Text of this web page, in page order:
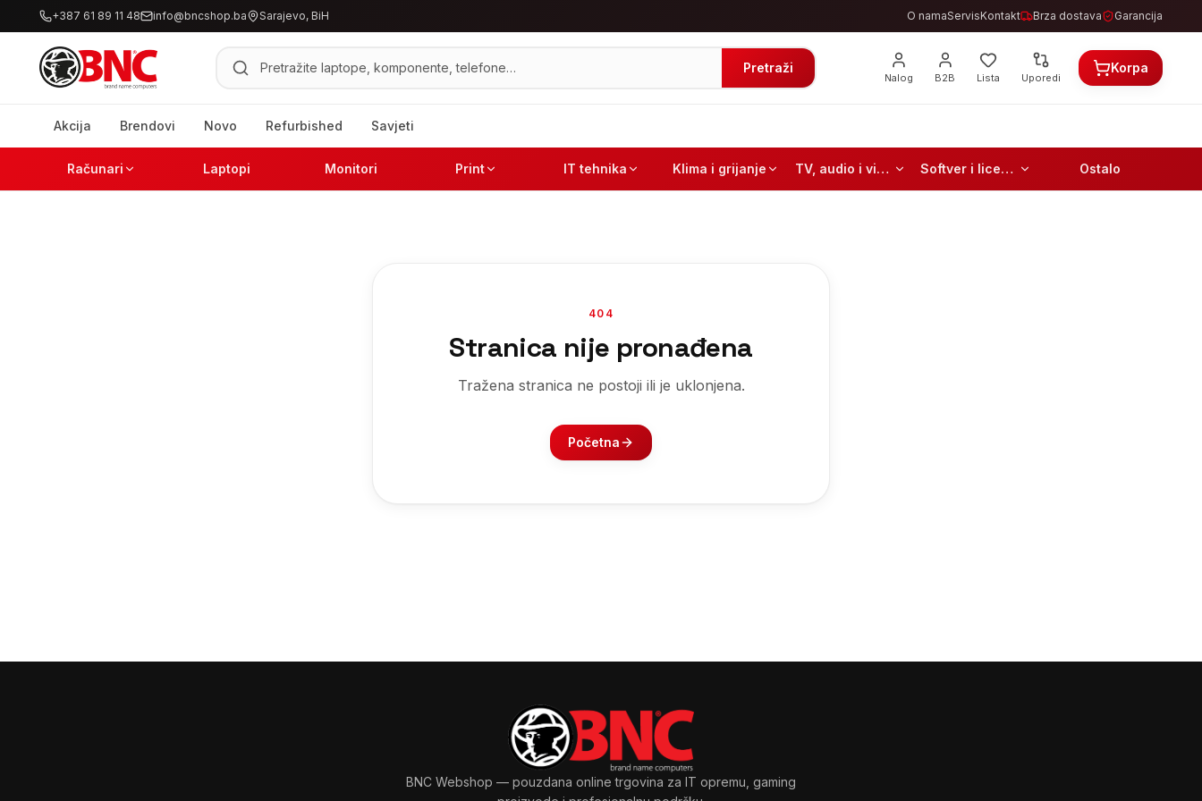
+387 61 89 11 48 info@bncshop.ba Sarajevo, BiH O namaServisKontakt Brza dostava Garancija
Pretraži proizvode
Pretraži
Nalog B2B Lista Uporedi
Korpa
Akcija Brendovi Novo Refurbished Savjeti
Računari Laptopi Monitori Print IT tehnika Klima i grijanje TV, audio i video Softver i licence Ostalo
404
Stranica nije pronađena
Tražena stranica ne postoji ili je uklonjena.
Početna
BNC Webshop — pouzdana online trgovina za IT opremu, gaming